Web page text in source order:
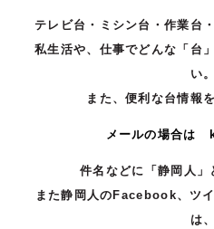
テレビ台・ミシン台・作業台
私生活や、仕事でどんな「台
い。
また、便利な台情報
メールの場合は
件名などに「静岡人」
また静岡人のFacebook、ツ
は、